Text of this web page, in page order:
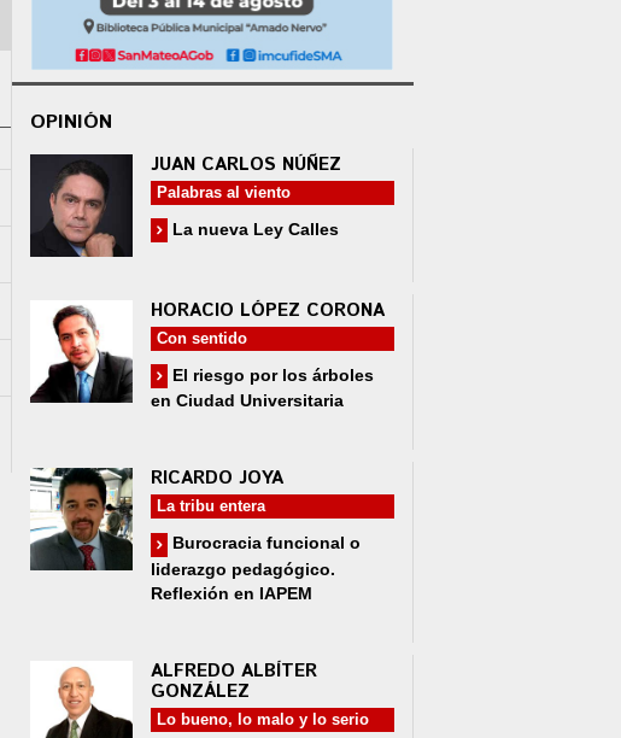
OPINIÓN
JUAN CARLOS NÚÑEZ
Palabras al viento
La nueva Ley Calles
HORACIO LÓPEZ CORONA
Con sentido
El riesgo por los árboles
en Ciudad Universitaria
RICARDO JOYA
La tribu entera
Burocracia funcional o
liderazgo pedagógico.
Reflexión en IAPEM
ALFREDO ALBÍTER
GONZÁLEZ
Lo bueno, lo malo y lo serio